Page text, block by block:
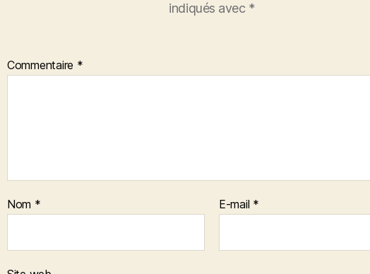
indiqués avec *
Commentaire *
Nom * E-mail *